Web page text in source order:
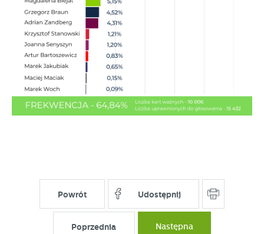
Powrót Udostępnij
Poprzednia Następna
partnerami oraz innych dostawców usług. Firmy te działają
w charakterze pośredników prezentujących nasze treści w
postaci wiadomości, ofert, komunikatów mediów
społecznościowych.